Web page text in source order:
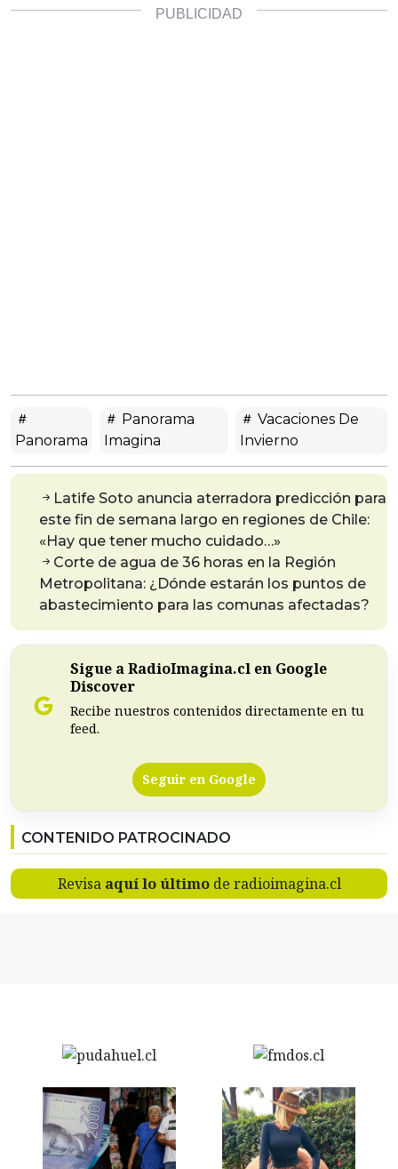
Panorama
Panorama
Imagina
Vacaciones De
Invierno
Latife Soto anuncia aterradora predicción para
este fin de semana largo en regiones de Chile:
«Hay que tener mucho cuidado…»
Corte de agua de 36 horas en la Región
Metropolitana: ¿Dónde estarán los puntos de
abastecimiento para las comunas afectadas?
Sigue a RadioImagina.cl en Google
Discover
Recibe nuestros contenidos directamente en tu
feed.
Seguir en Google
CONTENIDO PATROCINADO
Revisa aquí lo últimode radioimagina.cl